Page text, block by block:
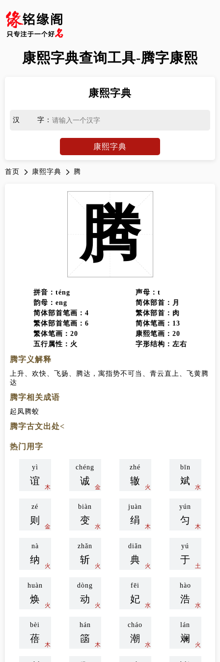
康熙字典查询工具-腾字康熙
康熙字典
汉字 ：
康熙字典
首页 康熙字典 腾
腾
拼音：téng
韵母：eng
简体部首笔画：4
繁体部首笔画：6
繁体笔画：20
五行属性：火
声母：t
简体部首：月
繁体部首：肉
简体笔画：13
康熙笔画：20
字形结构：左右
腾字义解释
上升、欢快、飞扬、腾达，寓指势不可当、青云直上、飞黄腾
达
腾字相关成语
起凤腾蛟
腾字古文出处
热门用字
yì
谊
木
chéng
诚
金
zhé
辙
火
bīn
斌
水
zé
则
金
biàn
变
水
juàn
绢
木
yún
匀
木
nà
纳
火
zhǎn
斩
火
diǎn
典
火
yú
于
土
huàn
焕
火
dòng
动
火
fēi
妃
水
hào
浩
水
bèi
蓓
木
hán
䈄
木
cháo
潮
水
lán
斓
火